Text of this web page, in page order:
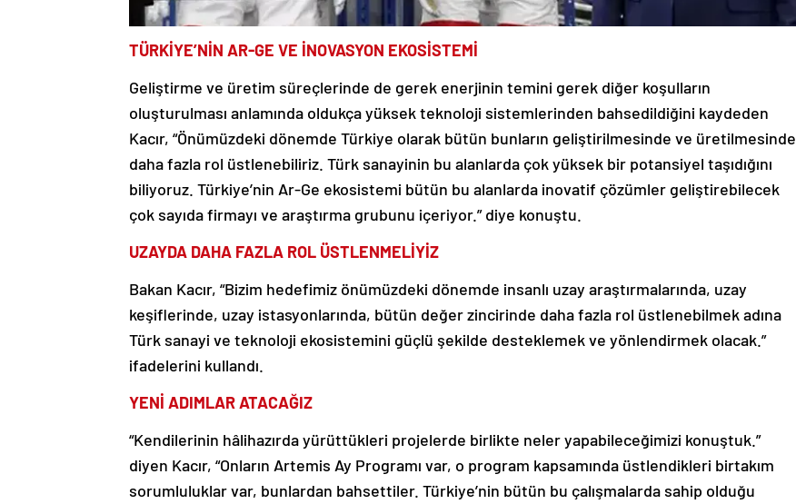
TÜRKİYE’NİN AR-GE VE İNOVASYON EKOSİSTEMİ
Geliştirme ve üretim süreçlerinde de gerek enerjinin temini gerek diğer koşulların
oluşturulması anlamında oldukça yüksek teknoloji sistemlerinden bahsedildiğini kaydeden
Kacır, “Önümüzdeki dönemde Türkiye olarak bütün bunların geliştirilmesinde ve üretilmesinde
daha fazla rol üstlenebiliriz. Türk sanayinin bu alanlarda çok yüksek bir potansiyel taşıdığını
biliyoruz. Türkiye’nin Ar-Ge ekosistemi bütün bu alanlarda inovatif çözümler geliştirebilecek
çok sayıda firmayı ve araştırma grubunu içeriyor.” diye konuştu.
UZAYDA DAHA FAZLA ROL ÜSTLENMELİYİZ
Bakan Kacır, “Bizim hedefimiz önümüzdeki dönemde insanlı uzay araştırmalarında, uzay
keşiflerinde, uzay istasyonlarında, bütün değer zincirinde daha fazla rol üstlenebilmek adına
Türk sanayi ve teknoloji ekosistemini güçlü şekilde desteklemek ve yönlendirmek olacak.”
ifadelerini kullandı.
YENİ ADIMLAR ATACAĞIZ
“Kendilerinin hâlihazırda yürüttükleri projelerde birlikte neler yapabileceğimizi konuştuk.”
diyen Kacır, “Onların Artemis Ay Programı var, o program kapsamında üstlendikleri birtakım
sorumluluklar var, bunlardan bahsettiler. Türkiye’nin bütün bu çalışmalarda sahip olduğu